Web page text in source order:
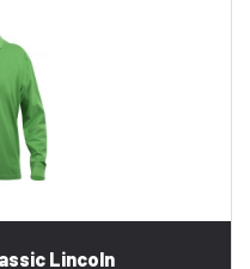
Lincoln